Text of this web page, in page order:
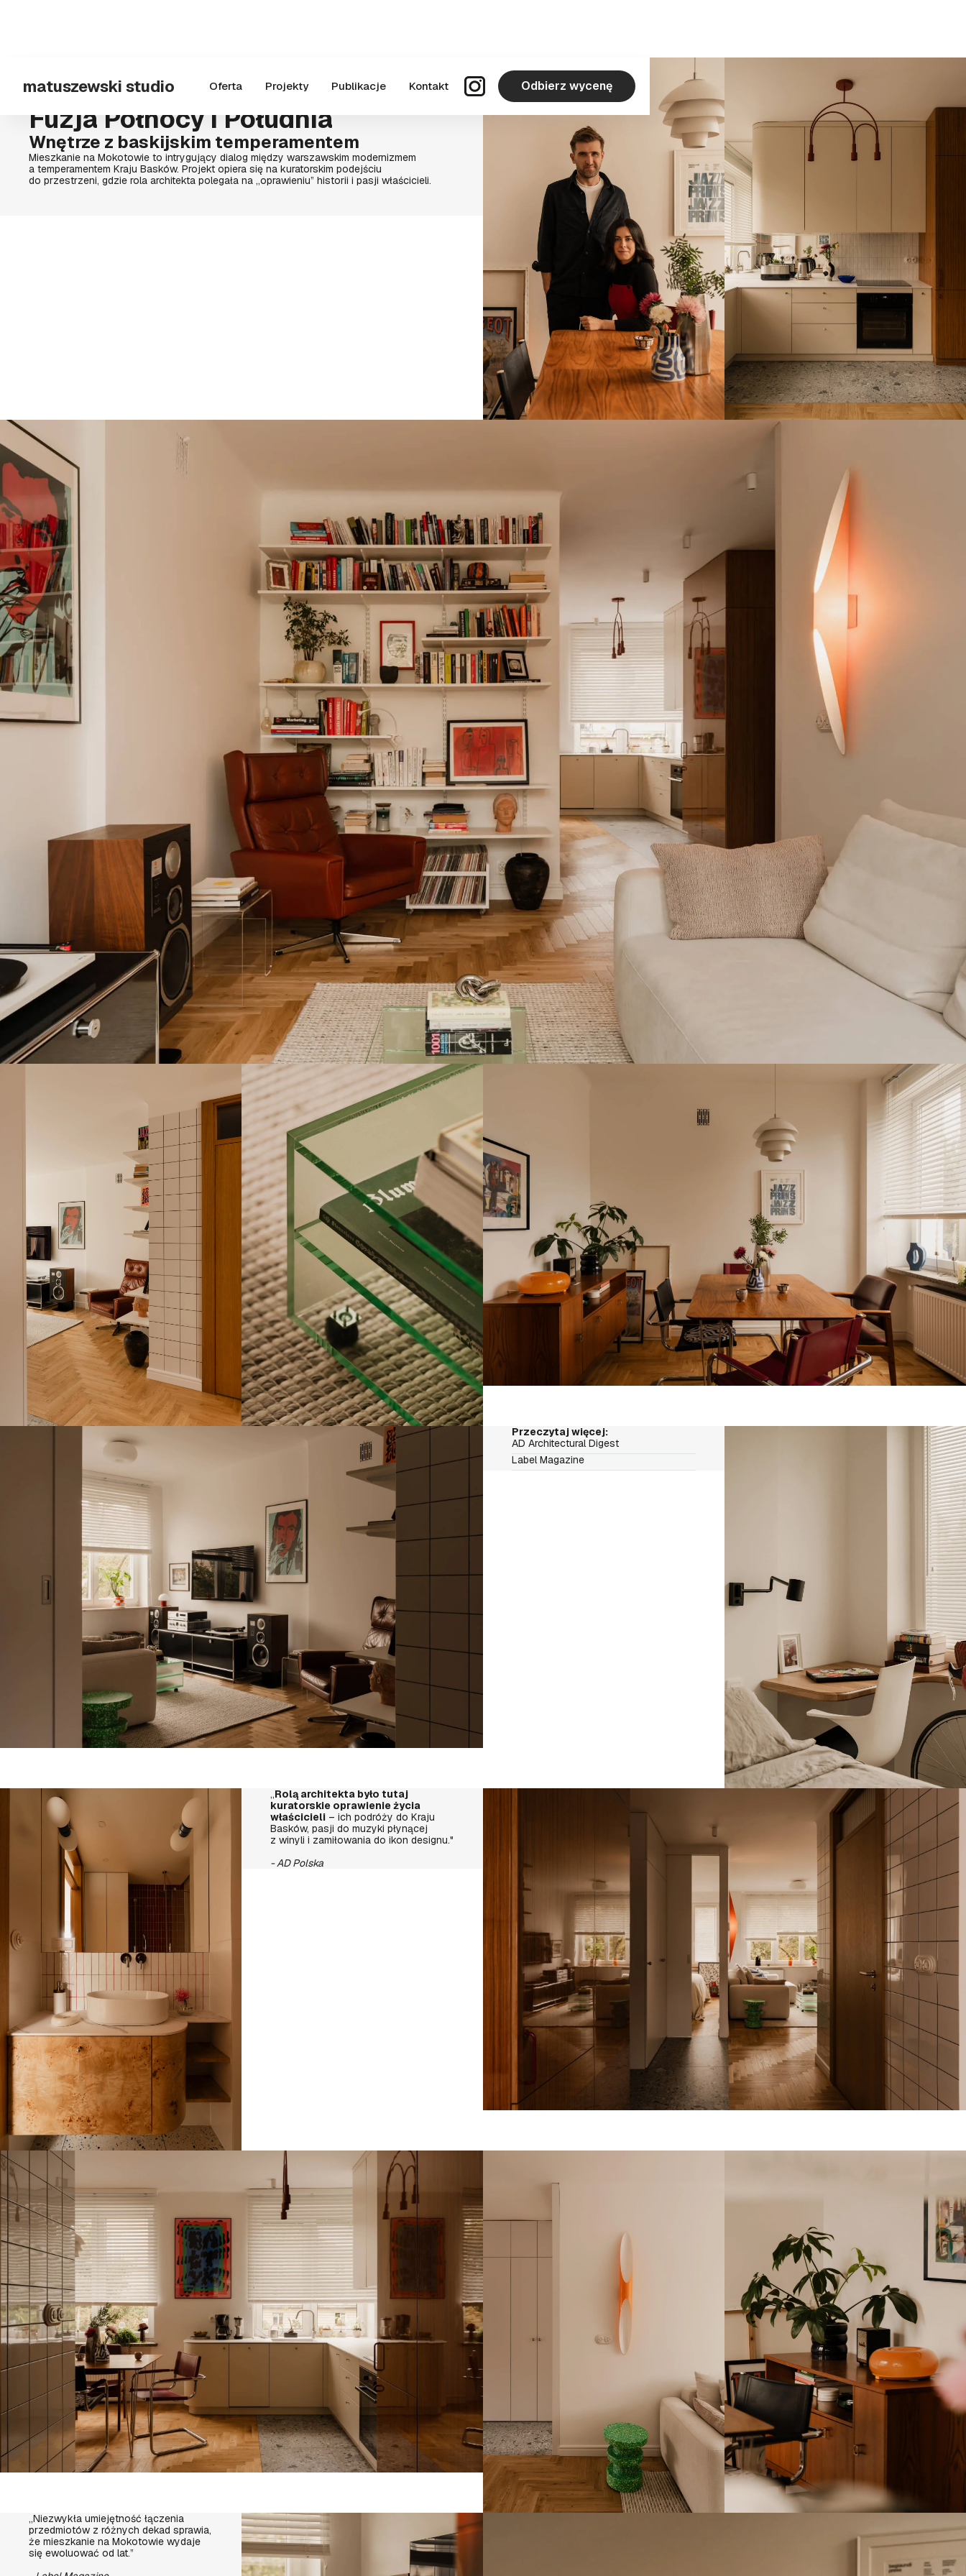
matuszewski studio Oferta Projekty Publikacje Kontakt Odbierz wycenę
Wszystkie zdjęcia autorstwa ZASOBY STUDIO.
Fuzja Północy i Południa
Wnętrze z baskijskim temperamentem
Mieszkanie na Mokotowie to intrygujący dialog między warszawskim modernizmem
a temperamentem Kraju Basków. Projekt opiera się na kuratorskim podejściu
do przestrzeni, gdzie rola architekta polegała na „oprawieniu” historii i pasji właścicieli.
Przeczytaj więcej:
AD Architectural Digest
Label Magazine
„Rolą architekta było tutaj
kuratorskie oprawienie życia
właścicieli – ich podróży do Kraju
Basków, pasji do muzyki płynącej
z winyli i zamiłowania do ikon designu."
- AD Polska
„Niezwykła umiejętność łączenia
przedmiotów z różnych dekad sprawia,
że mieszkanie na Mokotowie wydaje
się ewoluować od lat.”